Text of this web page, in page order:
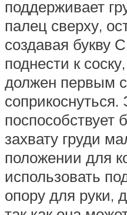
поддерживает
палец сверху,
создавая букву
поднести к
должен первым
соприкоснуться.
поспособствует
захвату груди
положении для
использовать
опору для руки,